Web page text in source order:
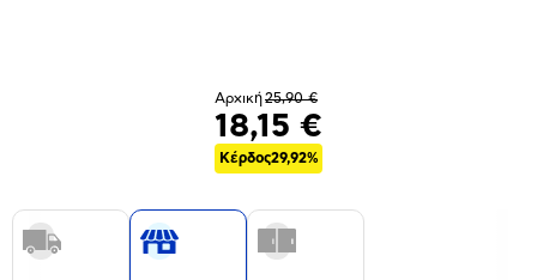
Αρχική25,90 €
18,15 €
Κέρδος29,92%